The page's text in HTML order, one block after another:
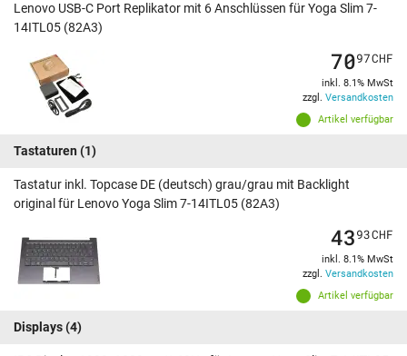
Lenovo USB-C Port Replikator mit 6 Anschlüssen für Yoga Slim 7-
14ITL05 (82A3)
Artikel verfügbar
7097CHF
inkl. 8.1% MwSt
zzgl. Versandkosten
Tastaturen (1)
Tastatur inkl. Topcase DE (deutsch) grau/grau mit Backlight
original für Lenovo Yoga Slim 7-14ITL05 (82A3)
Artikel verfügbar
4393CHF
inkl. 8.1% MwSt
zzgl. Versandkosten
Displays(4)